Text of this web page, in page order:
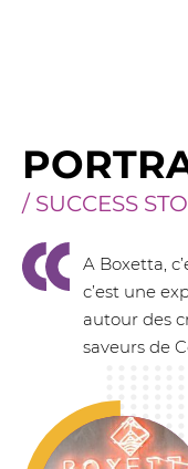
/ SUCCESS
A Boxetta,
c’est une
autour des
saveurs de